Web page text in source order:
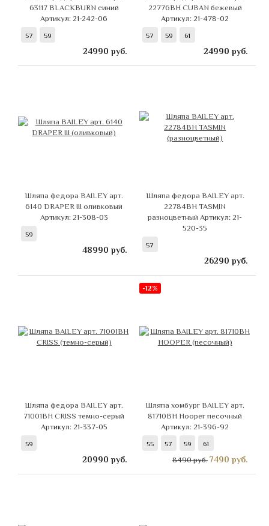
63117 BLACKBURN синий
Артикул: 21-242-06
57 59
24990 руб.
22776BH CUBAN бежевый
Артикул: 21-478-02
57 59 61
24990 руб.
Шляпа федора BAILEY арт.
6140 DRAPER III оливковый
Артикул: 21-308-03
59
48990 руб.
Шляпа федора BAILEY арт.
22784BH TASMIN
разноцветныйАртикул: 21-
520-35
57
26290 руб.
Шляпа федора BAILEY арт.
71001BH CRISS темно-серый
Артикул: 21-337-05
59
20990 руб.
-12%
Шляпа хомбург BAILEY арт.
81710BH Hooper песочный
Артикул: 21-396-92
55 57 59 61
8490 руб. 7490 руб.